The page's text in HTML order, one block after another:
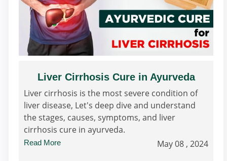
Liver Cirrhosis Cure in Ayurveda
Liver cirrhosis is the most severe condition of
liver disease, Let's deep dive and understand
the stages, causes, symptoms, and liver
cirrhosis cure in ayurveda.
Read More May 08 , 2024